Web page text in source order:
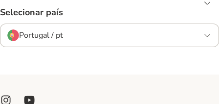
Selecionar país
Portugal / pt